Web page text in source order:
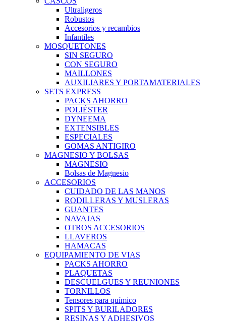
Ultraligeros
Robustos
Accesorios y recambios
Infantiles
MOSQUETONES
SIN SEGURO
CON SEGURO
MAILLONES
AUXILIARES Y PORTAMATERIALES
SETS EXPRESS
PACKS AHORRO
POLIÉSTER
DYNEEMA
EXTENSIBLES
ESPECIALES
GOMAS ANTIGIRO
MAGNESIO Y BOLSAS
MAGNESIO
Bolsas de Magnesio
ACCESORIOS
CUIDADO DE LAS MANOS
RODILLERAS Y MUSLERAS
GUANTES
NAVAJAS
OTROS ACCESORIOS
LLAVEROS
HAMACAS
EQUIPAMIENTO DE VIAS
PACKS AHORRO
PLAQUETAS
DESCUELGUES Y REUNIONES
TORNILLOS
Tensores para químico
SPITS Y BURILADORES
RESINAS Y ADHESIVOS